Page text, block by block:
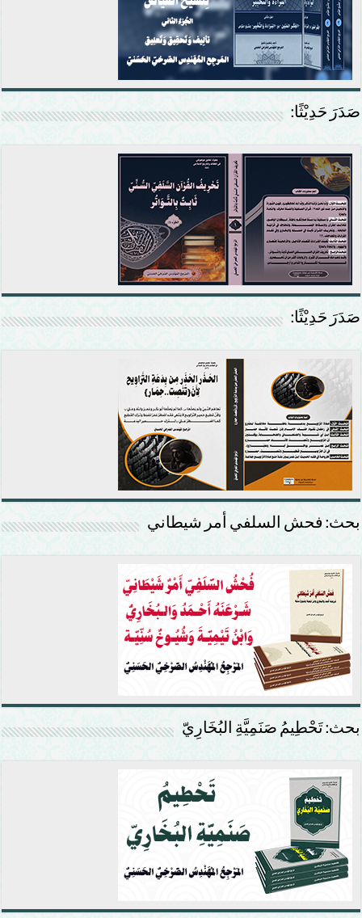
صَدَرَ حَدِيْثًا:
صَدَرَ حَدِيْثًا:
بحث: فحش السلفي أمر شيطاني
بحث: تَحْطِيمُ صَنَمِيَّةِ البُخَارِيّ